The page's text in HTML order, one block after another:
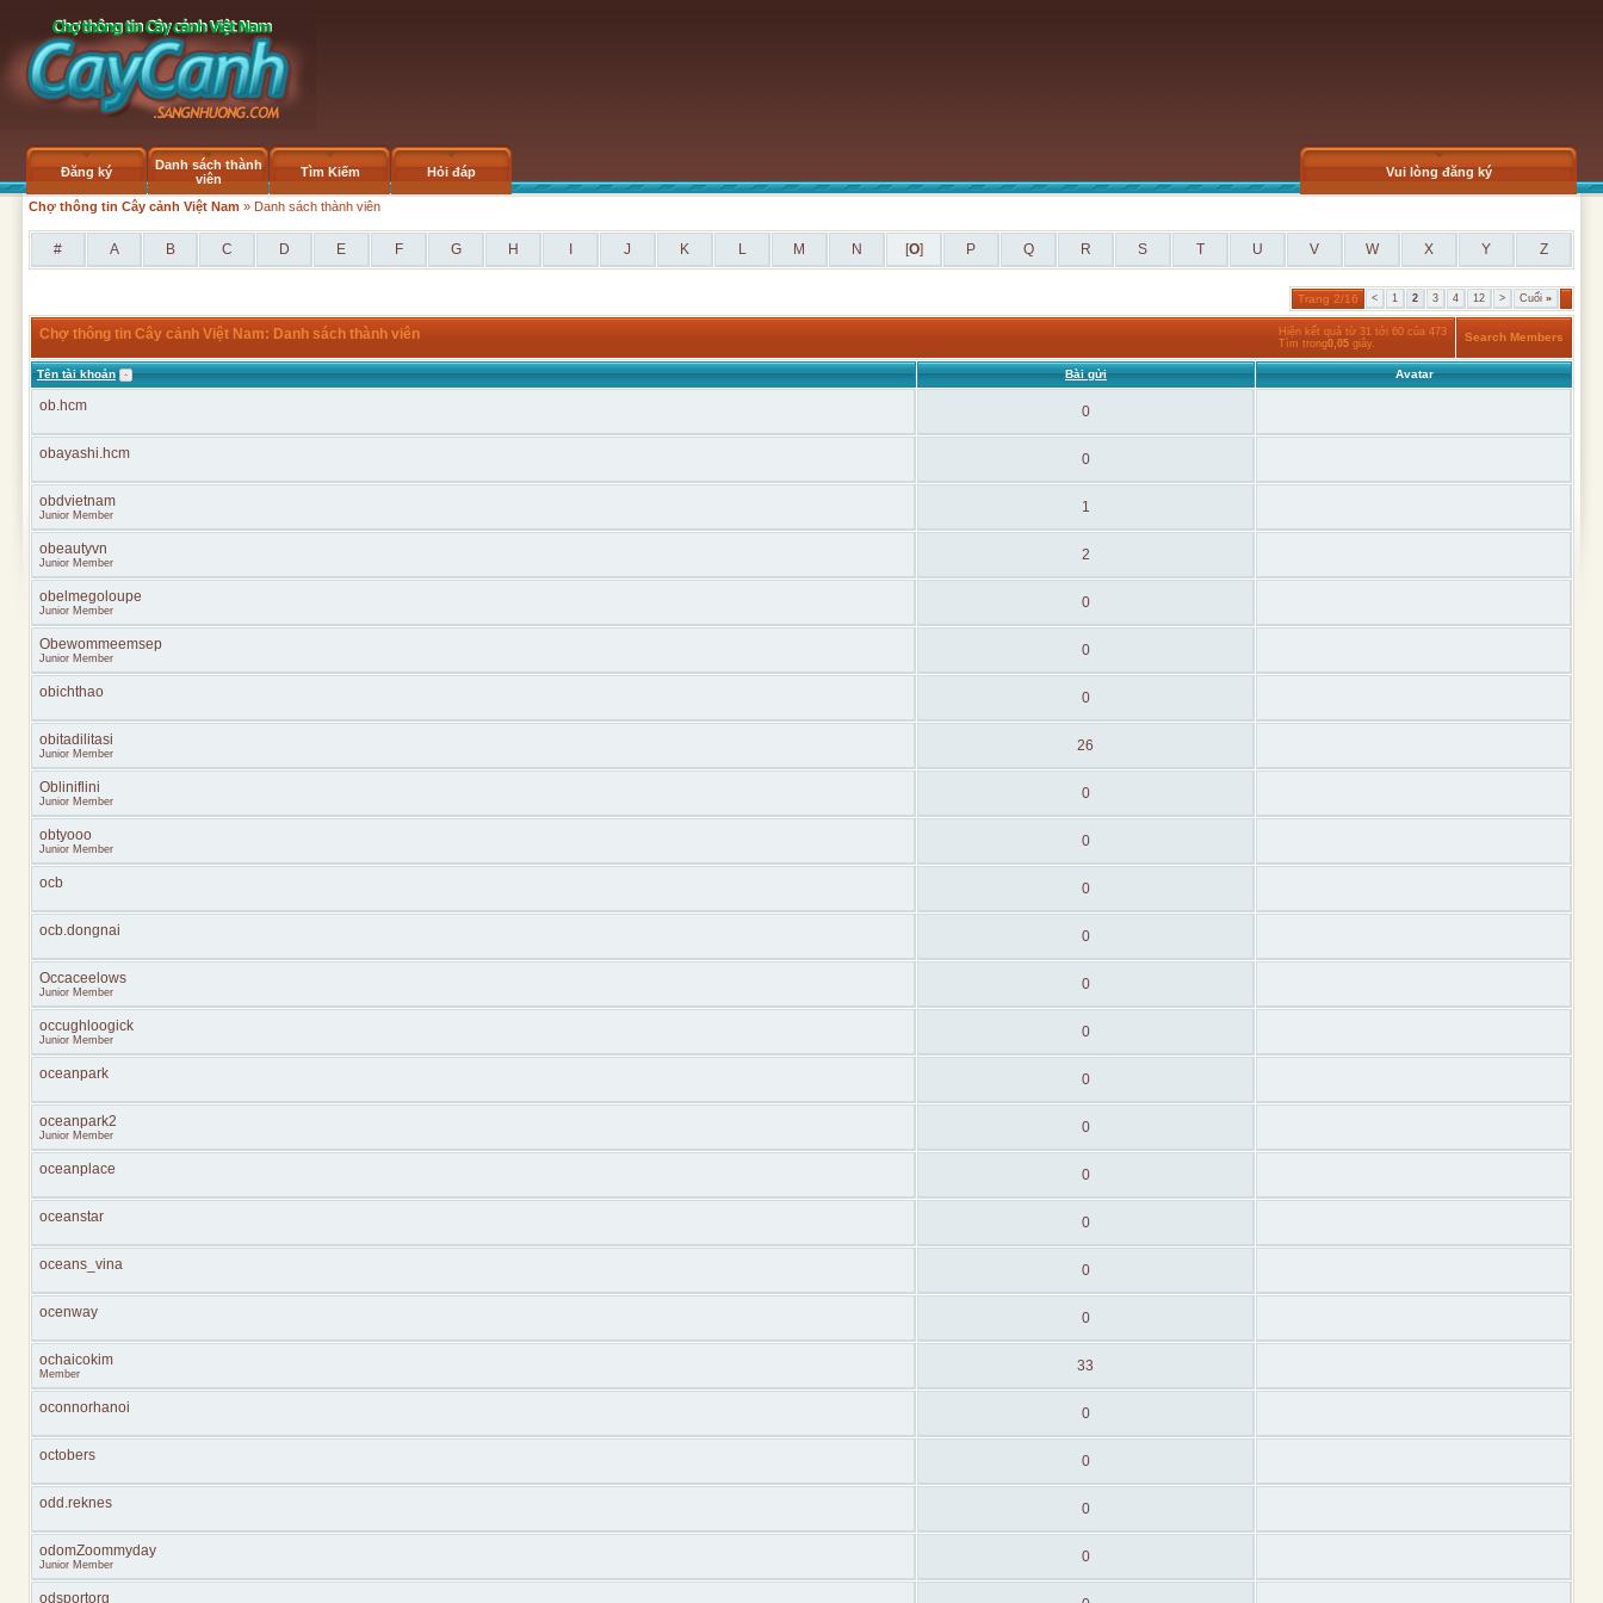
Đăng ký
Danh sách thành
viên
Tìm Kiếm Hỏi đáp Vui lòng đăng ký
Chợ thông tin Cây cảnh Việt Nam » Danh sách thành viên
# A B C D E F G H J K L M N [O] P Q R S T U V W X Y Z
Trang 2/16 < 1 2 3 4 12 > Cuối »
Hiện kết quả từ 31 tới 60 của 473
Tìm trong0,05 giây.
Chợ thông tin Cây cảnh Việt Nam: Danh sách thành viên Search Members
Tên tài khoản Bài gửi Avatar
ob.hcm 0
obayashi.hcm 0
obdvietnam
Junior Member 1
obeautyvn
Junior Member 2
obelmegoloupe
Junior Member 0
Obewommeemsep
Junior Member 0
obichthao 0
obitadilitasi
Junior Member 26
Obliniflini
Junior Member 0
obtyooo
Junior Member 0
ocb 0
ocb.dongnai 0
Occaceelows
Junior Member 0
occughloogick
Junior Member 0
oceanpark 0
oceanpark2
Junior Member 0
oceanplace 0
oceanstar 0
oceans_vina 0
ocenway 0
ochaicokim
Member 33
oconnorhanoi 0
octobers 0
odd.reknes 0
odomZoommyday
Junior Member 0
odsportorg